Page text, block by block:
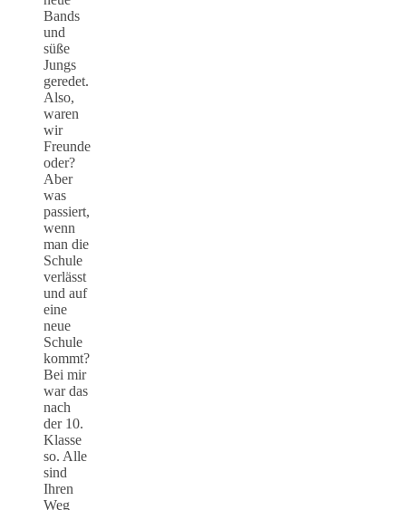
Bands
und
süße
Jungs
geredet.
Also,
waren
wir
Freunde
oder?
Aber
was
passiert,
wenn
man die
Schule
verlässt
und auf
eine
neue
Schule
kommt?
Bei mir
war das
nach
der 10.
Klasse
so. Alle
sind
Ihren
Weg